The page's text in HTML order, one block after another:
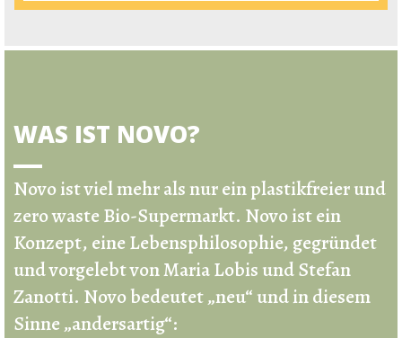
WAS IST NOVO?
Novo ist viel mehr als nur einplastikfreier und
zero waste Bio-Supermarkt. Novo ist ein
Konzept, eine Lebensphilosophie, gegründet
und vorgelebt von Maria Lobis und Stefan
Zanotti. Novo bedeutet „neu“ und in diesem
Sinne „andersartig“: